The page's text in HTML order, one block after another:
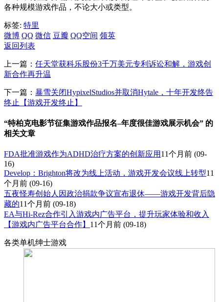
各种规模游戏作品，不论大小或类型。
标签: 特里
微博 QQ 微信 豆瓣 QQ空间 领英
返回列表
上一篇： 任天堂获科乐股份3千万美元专利诉讼和解，游戏创
新合作再升温
下一篇： 暴雪关闭HypixelStudios并取消Hytale，十年开发终告
终止【游戏开发终止】
“特柏克电影节征集游戏作品报名–年度很佳游戏展示机会” 的
相关文章
FDA批准游戏作为ADHD治疗方案的创新应用 11个月前 (09-
16)
Develop：Brighton将改为线上活动，游戏开发会议线上转型11
个月前 (09-16)
五夜怪寿创始人因政治捐款争议宣布退休——游戏开发背后隐
藏的11个月前 (09-18)
EA与Hi-Rez合作引入游戏内广告平台，提升玩家体验和收入
【游戏内广告平台合作】 11个月前 (09-18)
各类单机绅士游戏